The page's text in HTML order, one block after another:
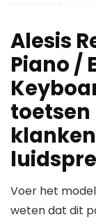
Alesis
Piano /
toetsen
Voer het
weten dat dit